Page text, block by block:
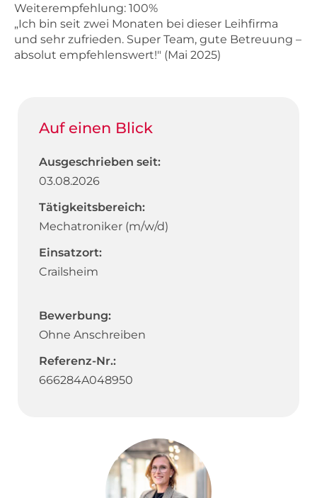
Weiterempfehlung: 100%
„Ich bin seit zwei Monaten bei dieser Leihfirma
und sehr zufrieden. Super Team, gute Betreuung –
absolut empfehlenswert!" (Mai 2025)
Auf einen Blick
Ausgeschrieben seit:
03.08.2026
Tätigkeitsbereich:
Mechatroniker (m/w/d)
Einsatzort:
Crailsheim
Bewerbung:
Ohne Anschreiben
Referenz-Nr.:
666284A048950